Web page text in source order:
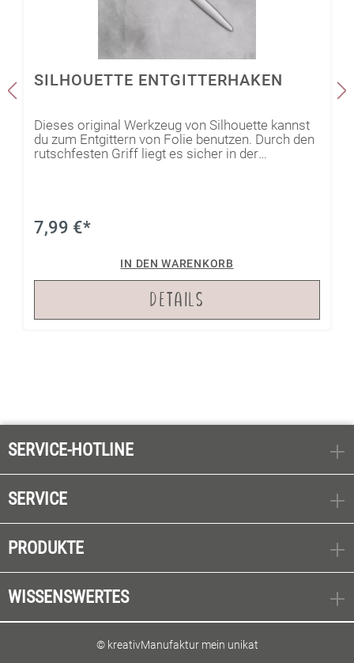
SILHOUETTE ENTGITTERHAKEN
Dieses original Werkzeug von Silhouette kannst
du zum Entgittern von Folie benutzen. Durch den
rutschfesten Griff liegt es sicher in der
7,99 €*
IN DEN WARENKORB
DETAILS
SERVICE-HOTLINE
SERVICE
PRODUKTE
WISSENSWERTES
© kreativManufaktur mein unikat